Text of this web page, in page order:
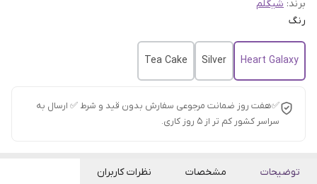
برند: شیگلم
رنگ
Heart Galaxy
Silver
Tea Cake
✅هفت روز ضمانت مرجوعی سفارش بدون قید و شرط ✅ ارسال به
سراسر کشور کم تر از 5 روز کاری.
توضیحات مشخصات نظرات کاربران